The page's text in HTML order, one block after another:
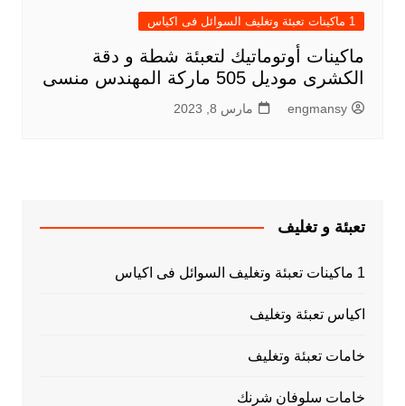
1 ماكينات تعبئة وتغليف السوائل فى اكياس
ماكينات أوتوماتيك لتعبئة شطة و دقة
الكشرى موديل 505 ماركة المهندس منسى
engmansy مارس 8, 2023
تعبئة و تغليف
1 ماكينات تعبئة وتغليف السوائل فى اكياس
اكياس تعبئة وتغليف
خامات تعبئة وتغليف
خامات سلوفان شرنك